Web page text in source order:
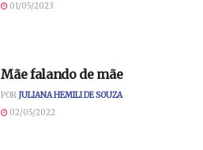
01/05/2023
Mãe falando de mãe
POR JULIANA HEMILI DE SOUZA
02/05/2022